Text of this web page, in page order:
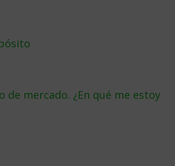
mercado. ¿En qué me estoy